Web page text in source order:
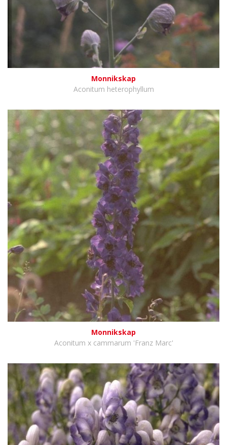
Monnikskap
Aconitum heterophyllum
Monnikskap
Aconitum x cammarum 'Franz Marc'